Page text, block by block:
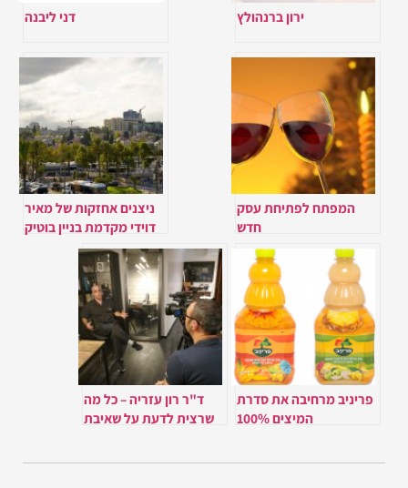
ירון ברנהולץ דני ליבנה
המפתח לפתיחת עסק
חדש
ניצנים אחזקות של מאיר
דוידי מקדמת בניין בוטיק
בכיכר המדינה – ויצמן 52
פריניב מרחיבה את סדרת
המיצים 100%
ד"ר רון עזריה – כל מה
שרצית לדעת על שאיבת